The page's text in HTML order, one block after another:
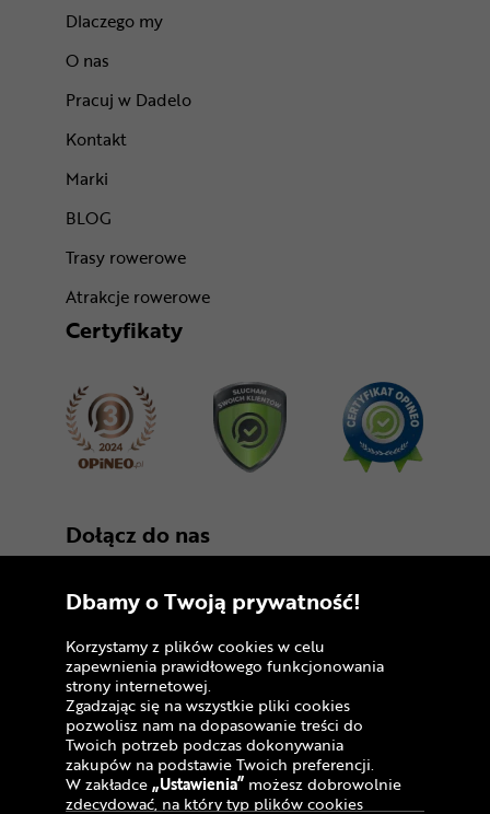
Dlaczego my
O nas
Pracuj w Dadelo
Kontakt
Marki
BLOG
Trasy rowerowe
Atrakcje rowerowe
Certyfikaty
Dołącz do nas
Copyright © 2005 - 2026
Polityka prywatności i zasady korzystania z
serwisu
Dbamy o Twoją prywatność!
Korzystamy z plików cookies w celu
zapewnienia prawidłowego funkcjonowania
strony internetowej.
Zgadzając się na wszystkie pliki cookies
pozwolisz nam na dopasowanie treści do
Twoich potrzeb podczas dokonywania
zakupów na podstawie Twoich preferencji.
W zakładce„Ustawienia” możesz dobrowolnie
zdecydować, na który typ plików cookies